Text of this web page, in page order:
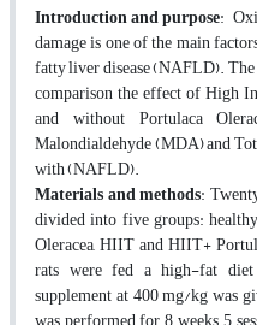
Introduction and purpose:
damage is one of the main
fatty liver disease (NAFLD).
comparison the effect of High
and without Portulaca
Malondialdehyde (MDA) and
with (NAFLD).
Materials and methods:
divided into five groups:
Oleracea, HIIT and HIIT+
rats were fed a high-fat diet
supplement at 400 mg/kg was